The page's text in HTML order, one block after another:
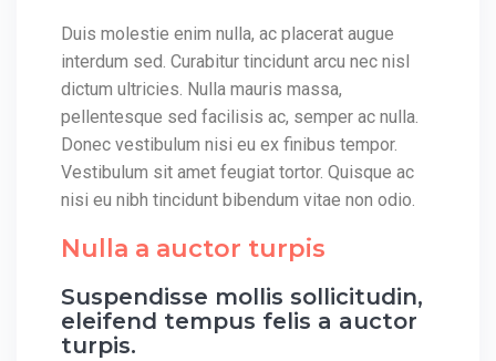
Duis molestie enim nulla, ac placerat augue
interdum sed. Curabitur tincidunt arcu nec nisl
dictum ultricies. Nulla mauris massa,
pellentesque sed facilisis ac, semper ac nulla.
Donec vestibulum nisi eu ex finibus tempor.
Vestibulum sit amet feugiat tortor. Quisque ac
nisi eu nibh tincidunt bibendum vitae non odio.
Nulla a auctor turpis
Suspendisse mollis sollicitudin,
eleifend tempus felis a auctor
turpis.